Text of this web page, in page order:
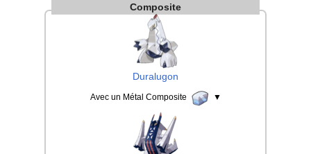
Composite
Duralugon
Avec un Métal Composite ▼